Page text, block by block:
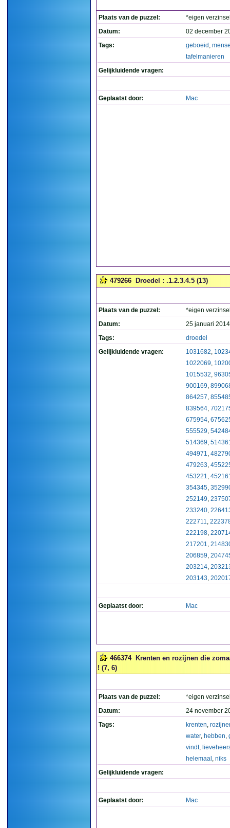
Plaats van de puzzel:
*eigen
Datum:
02 december
Tags:
geboeid ,
tafelmanieren
Gelijkluidende vragen:
Geplaatst door: Mac
479266 Droedel : .1.2.3.4.5 (13)
Plaats van de puzzel:
*eigen
Datum:
25 januari
Tags:
droedel
Gelijkluidende vragen:
1031682,
1022069,
1015532,
900169,
864257,
839564,
675954,
555529,
514369,
494971,
479263,
453221,
354345,
252149,
233240,
222711,
222198,
217201,
206859,
203214,
203143,
Geplaatst door: Mac
466374
Krenten en rozijnen die
! (7, 6)
Plaats van de puzzel:
*eigen
Datum:
24 november
Tags:
krenten,
water, hebben,
vindt,
helemaal , niks
Gelijkluidende vragen:
Geplaatst door: Mac